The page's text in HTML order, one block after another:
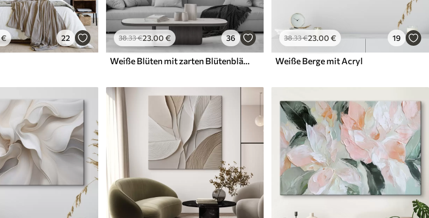
€ 22 38.33€23.00 € 36
Weiße Blüten mit zarten Blütenblättern, angeordnet in einem wunderschönen Blumenmuster vor einem hellen Hintergrund
38.33€23.00 € 19
Weiße Berge mit Acryl